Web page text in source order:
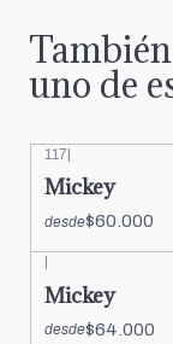
uno de
117
Mickey
desde$60.000
Mickey
desde$64.000